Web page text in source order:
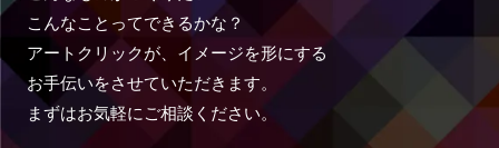
こんなことってできるかな？
アートクリックが、イメージを形にする
お手伝いをさせていただきます。
まずはお気軽にご相談ください。